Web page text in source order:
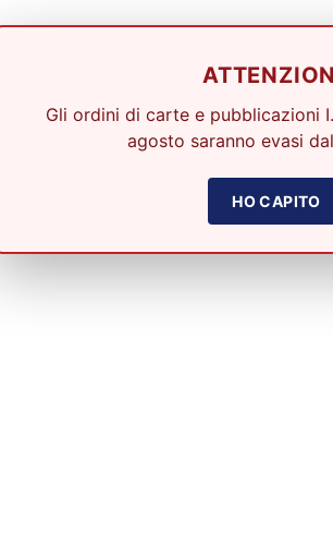
Gli ordini di carte e pubblicazioni
agosto saranno evasi
HO CAPITO